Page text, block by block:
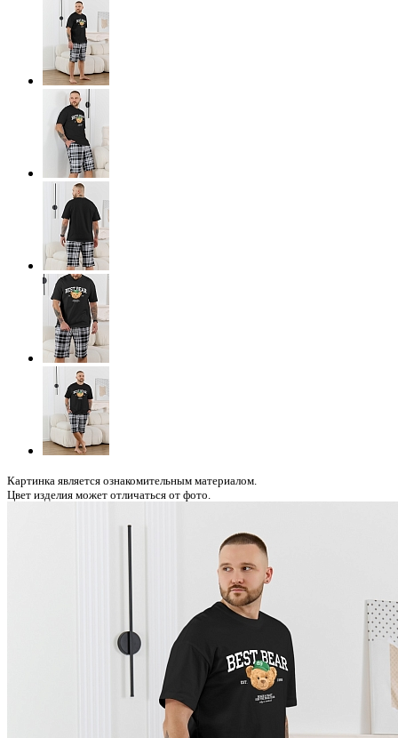
Картинка является ознакомительным материалом.
Цвет изделия может отличаться от фото.